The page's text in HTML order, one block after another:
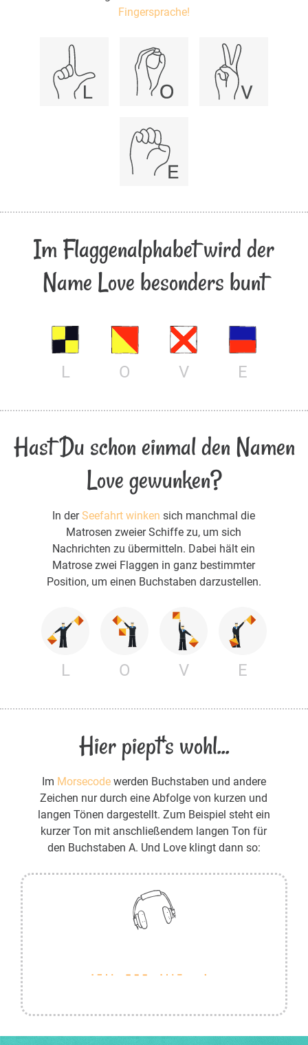
Fingersprache!
Im Flaggenalphabet wird der
Name Love besonders bunt
L O V E
Hast Du schon einmal den Namen
Love gewunken?
In derSeefahrt winken sich manchmal die
Matrosen zweier Schiffe zu, um sich
Nachrichten zu übermitteln. Dabei hält ein
Matrose zwei Flaggen in ganz bestimmter
Position, um einen Buchstaben darzustellen.
L O V E
Hier piept's wohl...
Im Morsecodewerden Buchstaben und andere
Zeichen nur durch eine Abfolge von kurzen und
langen Tönen dargestellt. Zum Beispiel steht ein
kurzer Ton mit anschließendem langen Ton für
den Buchstaben A. Und Love klingt dann so: